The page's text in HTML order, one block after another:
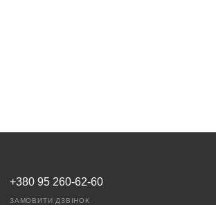
+380 95 260-62-60
ЗАМОВИТИ ДЗВІНОК